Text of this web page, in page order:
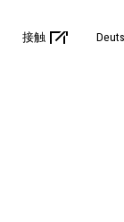
接触